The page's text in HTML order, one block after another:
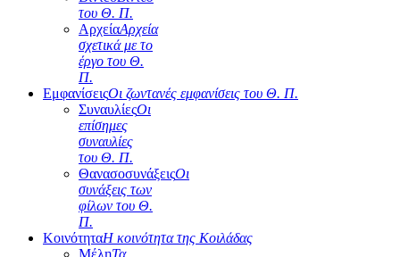
του Θ. Π.
ΑρχείαΑρχεία
σχετικά με το
έργο του Θ.
Π.
ΕμφανίσειςΟι ζωντανές εμφανίσεις του Θ. Π.
ΣυναυλίεςΟι
επίσημες
συναυλίες
του Θ. Π.
ΘανασοσυνάξειςΟι
συνάξεις των
φίλων του Θ.
Π.
ΚοινότηταΗ κοινότητα της Κοιλάδας